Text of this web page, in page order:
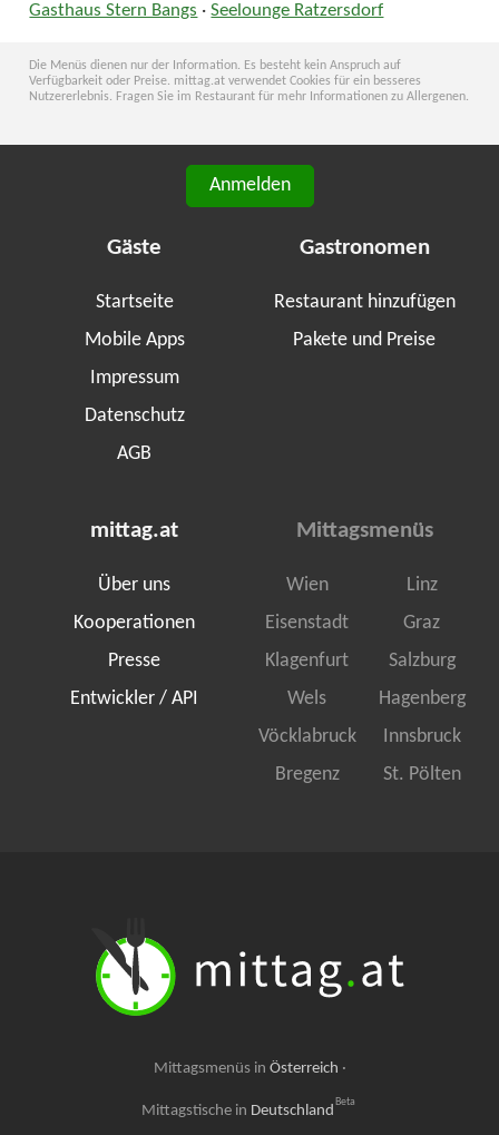
Gasthaus Stern Bangs ·Seelounge Ratzersdorf
Die Menüs dienen nur der Information. Es besteht kein Anspruch auf
Verfügbarkeit oder Preise. mittag.at verwendet Cookies für ein besseres
Nutzererlebnis. Fragen Sie im Restaurant für mehr Informationen zu Allergenen.
Anmelden
Gäste
Startseite
Mobile Apps
Impressum
Datenschutz
AGB
Gastronomen
Restaurant hinzufügen
Pakete und Preise
mittag.at
Über uns
Kooperationen
Presse
Entwickler / API
Mittagsmenüs
Wien
Linz
Eisenstadt
Graz
Klagenfurt
Salzburg
Wels
Hagenberg
Vöcklabruck
Innsbruck
Bregenz
St. Pölten
Mittagsmenüs in Österreich ·
Mittagstische in Deutschland Beta